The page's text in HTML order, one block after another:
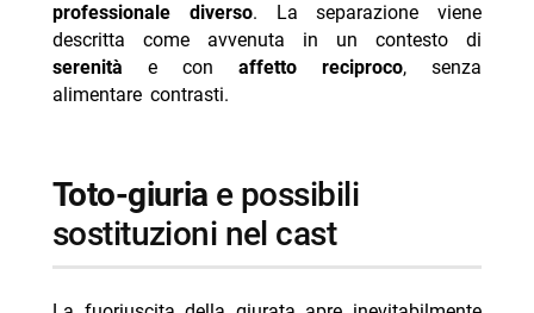
professionale diverso. La separazione viene
descritta come avvenuta in un contesto di
serenità e conaffetto reciproco, senza
alimentare contrasti.
toto-giuria e possibili
sostituzioni nel cast